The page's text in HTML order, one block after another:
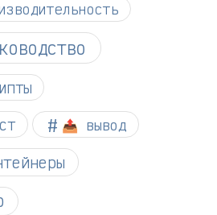
📤 вывод